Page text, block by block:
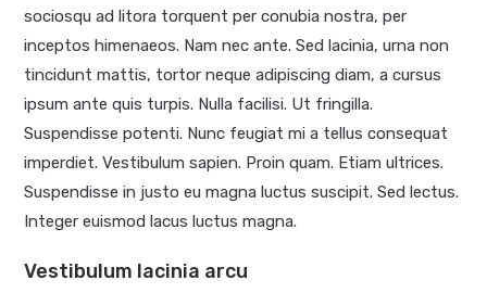
sociosqu ad litora torquent per conubia nostra, per
inceptos himenaeos. Nam nec ante. Sed lacinia, urna non
tincidunt mattis, tortor neque adipiscing diam, a cursus
ipsum ante quis turpis. Nulla facilisi. Ut fringilla.
Suspendisse potenti. Nunc feugiat mi a tellus consequat
imperdiet. Vestibulum sapien. Proin quam. Etiam ultrices.
Suspendisse in justo eu magna luctus suscipit. Sed lectus.
Integer euismod lacus luctus magna.
Vestibulum lacinia arcu